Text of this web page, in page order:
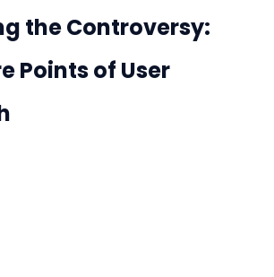
the Controversy:
Points of User